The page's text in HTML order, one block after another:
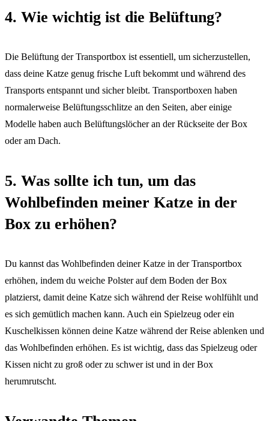
4. Wie wichtig ist die Belüftung?
Die Belüftung der Transportbox ist essentiell, um sicherzustellen,
dass deine Katze genug frische Luft bekommt und während des
Transports entspannt und sicher bleibt. Transportboxen haben
normalerweise Belüftungsschlitze an den Seiten, aber einige
Modelle haben auch Belüftungslöcher an der Rückseite der Box
oder am Dach.
5. Was sollte ich tun, um das
Wohlbefinden meiner Katze in der
Box zu erhöhen?
Du kannst das Wohlbefinden deiner Katze in der Transportbox
erhöhen, indem du weiche Polster auf dem Boden der Box
platzierst, damit deine Katze sich während der Reise wohlfühlt und
es sich gemütlich machen kann. Auch ein Spielzeug oder ein
Kuschelkissen können deine Katze während der Reise ablenken und
das Wohlbefinden erhöhen. Es ist wichtig, dass das Spielzeug oder
Kissen nicht zu groß oder zu schwer ist und in der Box
herumrutscht.